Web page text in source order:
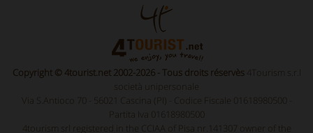
Copyright © 4tourist.net 2002-2026 - Tous droits réservès 4Tourism s.r.l
società unipersonale
Via S.Antioco 70 - 56021 Cascina (PI) - Codice Fiscale 01618980500 -
Partita Iva 01618980500
4tourism srl registered in the CCIAA of Pisa nr.141307 owner of the